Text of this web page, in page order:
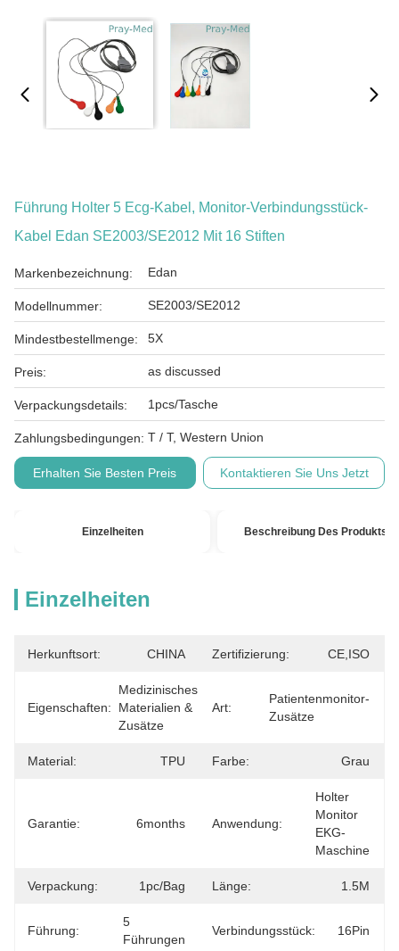
Führung Holter 5 Ecg-Kabel, Monitor-Verbindungsstück-
Kabel Edan SE2003/SE2012 Mit 16 Stiften
Markenbezeichnung: Edan
Modellnummer: SE2003/SE2012
Mindestbestellmenge: 5X
Preis: as discussed
Verpackungsdetails: 1pcs/Tasche
Zahlungsbedingungen: T / T, Western Union
Erhalten Sie Besten Preis Kontaktieren Sie Uns Jetzt
Einzelheiten Beschreibung Des Produkts
Einzelheiten
Herkunftsort: CHINA Zertifizierung: CE,ISO
Eigenschaften:
Medizinisches
Materialien &
Zusätze
Art:
Patientenmonitor-
Zusätze
Material: TPU Farbe: Grau
Garantie: 6months Anwendung:
Holter
Monitor
EKG-
Maschine
Verpackung: 1pc/bag Länge: 1.5M
Führung:
5
Führungen
Verbindungsstück: 16Pin